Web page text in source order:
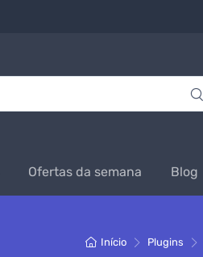
Ofertas da semana Blog
Início Plugins